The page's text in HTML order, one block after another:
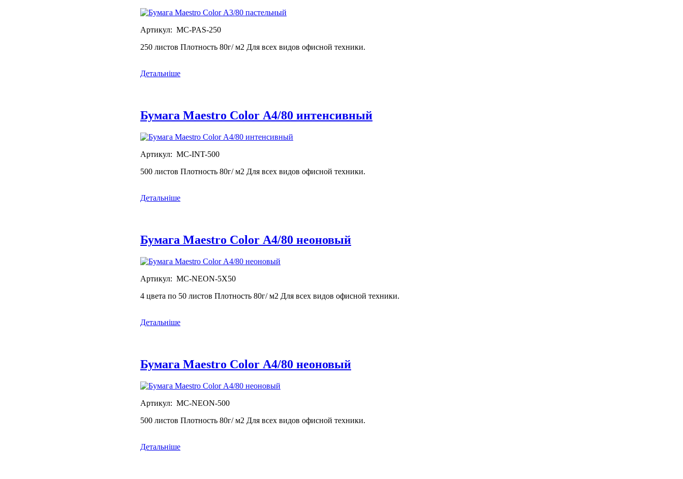
Артикул: MC-PAS-250
250 листов Плотность 80г/ м2 Для всех видов офисной техники.
Детальніше
Бумага Maestro Color А4/80 интенсивный
Артикул: MC-INT-500
500 листов Плотность 80г/ м2 Для всех видов офисной техники.
Детальніше
Бумага Maestro Color А4/80 неоновый
Артикул: MC-NEON-5X50
4 цвета по 50 листов Плотность 80г/ м2 Для всех видов офисной техники.
Детальніше
Бумага Maestro Color А4/80 неоновый
Артикул: MC-NEON-500
500 листов Плотность 80г/ м2 Для всех видов офисной техники.
Детальніше